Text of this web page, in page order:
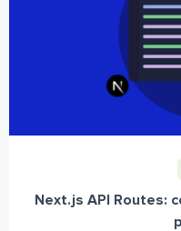
Next.js API Routes: